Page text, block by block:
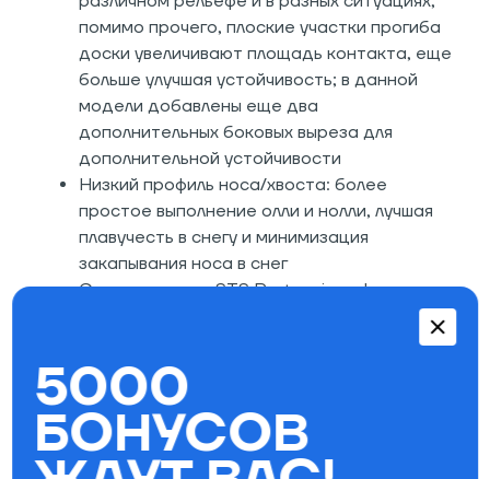
помимо прочего, плоские участки прогиба
доски увеличивают площадь контакта, еще
больше улучшая устойчивость; в данной
модели добавлены еще два
дополнительных боковых выреза для
дополнительной устойчивости
Низкий профиль носа/хвоста: более
простое выполнение олли и нолли, лучшая
плавучесть в снегу и минимизация
закапывания носа в снег
Стекловолокно STS Pretensioned:
благодаря технологии предварительного
натяжения стекловолоконных нитей с
предварительным закаливанием;
эластомерные стрингеры между 0 и 90
градусов для более сильной связи слоев
5000
БОНУСОВ